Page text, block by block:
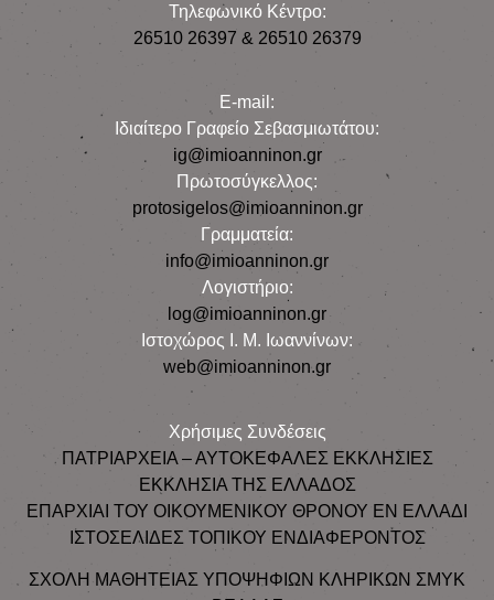
Τηλεφωνικό Κέντρο:
26510 26397 & 26510 26379
E-mail:
Iδιαίτερο Γραφείο Σεβασμιωτάτου:
ig@imioanninon.gr
Πρωτοσύγκελλος:
protosigelos@imioanninon.gr
Γραμματεία:
info@imioanninon.gr
Λογιστήριο:
log@imioanninon.gr
Ιστοχώρος Ι. Μ. Ιωαννίνων:
web@imioanninon.gr
Χρήσιμες Συνδέσεις
ΠΑΤΡΙΑΡΧΕΙΑ – ΑΥΤΟΚΕΦΑΛΕΣ ΕΚΚΛΗΣΙΕΣ
ΕΚΚΛΗΣΙΑ ΤΗΣ ΕΛΛΑΔΟΣ
ΕΠΑΡΧΙΑΙ ΤΟΥ ΟΙΚΟΥΜΕΝΙΚΟΥ ΘΡΟΝΟΥ ΕΝ ΕΛΛΑΔΙ
ΙΣΤΟΣΕΛΙΔΕΣ ΤΟΠΙΚΟΥ ΕΝΔΙΑΦΕΡΟΝΤΟΣ
ΣΧΟΛΗ ΜΑΘΗΤΕΙΑΣ ΥΠΟΨΗΦΙΩΝ ΚΛΗΡΙΚΩΝ ΣΜΥΚ